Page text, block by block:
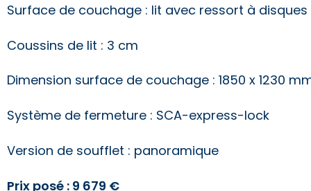
Surface de couchage : lit avec ressort à disques
Coussins de lit : 3 cm
Dimension surface de couchage : 1850 x 1230
Système de fermeture : SCA-express-lock
Version de soufflet : panoramique
Prix posé : 9 679 €